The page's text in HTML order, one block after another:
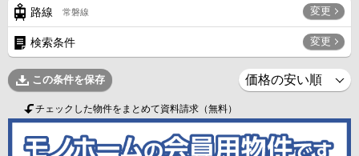
路線 常磐線 変更
検索条件 変更
この条件を保存
チェックした物件をまとめて資料請求（無料）